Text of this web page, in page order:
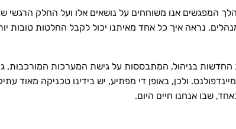
המפגשים אנו משוחחים על נושאים אלו ועל החלק הרגשי
נראה איך כל אחד מאיתנו יכול לקבל החלטות טובות
החדשות בניהול, המתבססות על גישת המערכות המורכבות,
ולכן, באופן די מפתיע, יש בידינו טכניקה מאוד
שבו אנחנו חיים היום.